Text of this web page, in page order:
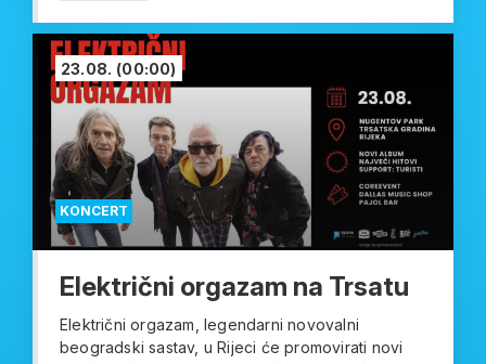
KONCERT
23.08. (00:00)
Električni orgazam na Trsatu
Električni orgazam, legendarni novovalni
beogradski sastav, u Rijeci će promovirati novi